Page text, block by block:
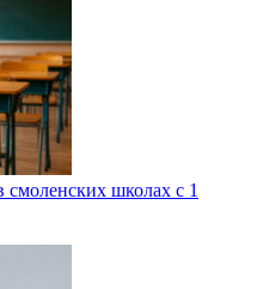
смоленских школах с 1